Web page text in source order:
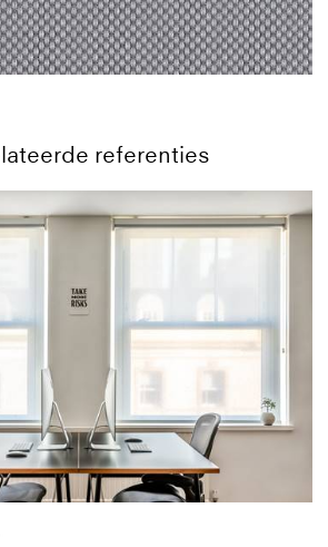
referenties